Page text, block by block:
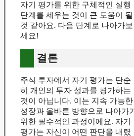
자기 평가를 위한 구체적인 실행
단계를 세우는 것이 큰 도움이 될
것 같아요. 다음 단계로 나아가보
세요!
결론
주식 투자에서 자기 평가는 단순
히 개인의 투자 성과를 평가하는
것이 아닙니다. 이는 지속 가능한
성장과 올바른 방향으로 나아가기
위한 필수적인 과정이에요. 자기
평가는 자신이 어떤 판단을 내렸